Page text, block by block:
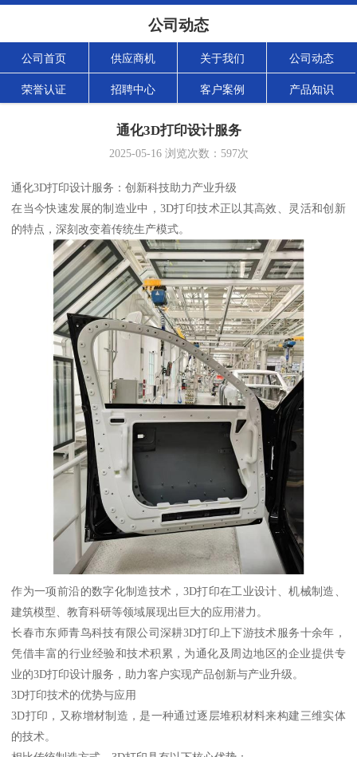
公司动态
公司首页 供应商机 关于我们 公司动态
荣誉认证 招聘中心 客户案例 产品知识
通化3D打印设计服务
2025-05-16浏览次数： 597次
通化3D打印设计服务：创新科技助力产业升级
在当今快速发展的制造业中，3D打印技术正以其高效、灵活和创新
的特点，深刻改变着传统生产模式。
作为一项前沿的数字化制造技术，3D打印在工业设计、机械制造、
建筑模型、教育科研等领域展现出巨大的应用潜力。
长春市东师青鸟科技有限公司深耕3D打印上下游技术服务十余年，
凭借丰富的行业经验和技术积累，为通化及周边地区的企业提供专
业的3D打印设计服务，助力客户实现产品创新与产业升级。
3D打印技术的优势与应用
3D打印，又称增材制造，是一种通过逐层堆积材料来构建三维实体
的技术。